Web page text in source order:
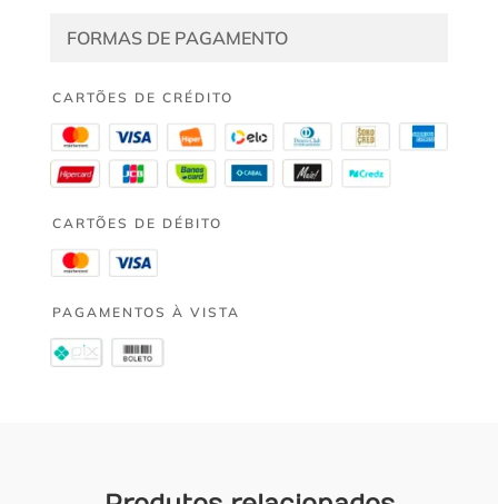
FORMAS DE PAGAMENTO
CARTÕES DE CRÉDITO
CARTÕES DE DÉBITO
PAGAMENTOS À VISTA